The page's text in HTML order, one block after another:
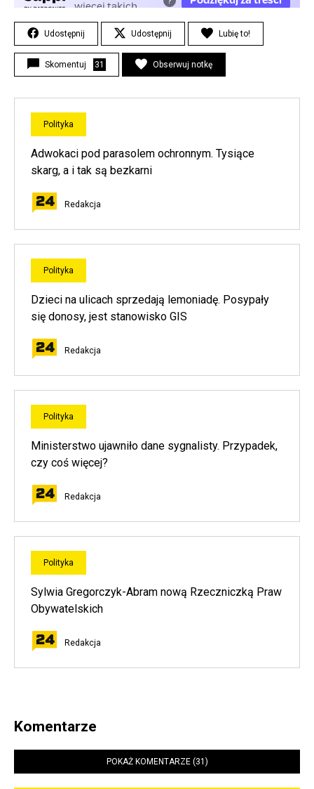
Udostępnij Udostępnij Lubię to!
Skomentuj 31 Obserwuj notkę
Polityka
Adwokaci pod parasolem ochronnym. Tysiące
skarg, a i tak są bezkarni
Redakcja
Polityka
Dzieci na ulicach sprzedają lemoniadę. Posypały
się donosy, jest stanowisko GIS
Redakcja
Polityka
Ministerstwo ujawniło dane sygnalisty. Przypadek,
czy coś więcej?
Redakcja
Polityka
Sylwia Gregorczyk-Abram nową Rzeczniczką Praw
Obywatelskich
Redakcja
Komentarze
POKAŻ KOMENTARZE (31)